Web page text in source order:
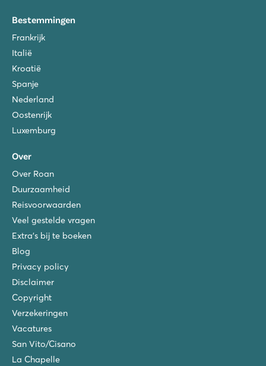
Bestemmingen
Frankrijk
Italië
Kroatië
Spanje
Nederland
Oostenrijk
Luxemburg
Over
Over Roan
Duurzaamheid
Reisvoorwaarden
Veel gestelde vragen
Extra's bij te boeken
Blog
Privacy policy
Disclaimer
Copyright
Verzekeringen
Vacatures
San Vito/Cisano
La Chapelle